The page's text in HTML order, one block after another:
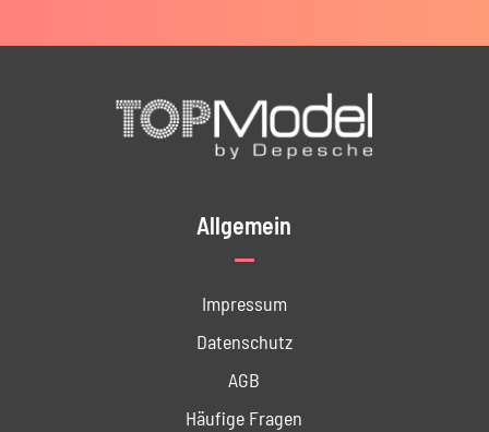
Allgemein
Impressum
Datenschutz
AGB
Häufige Fragen